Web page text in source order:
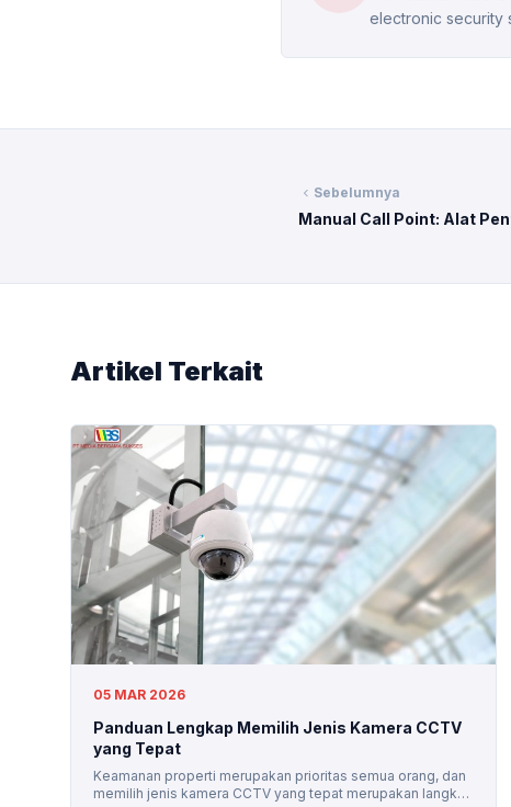
electronic security
chevron_left Sebelumnya
Manual Call Point: Alat
Artikel Terkait
05 MAR 2026
Panduan Lengkap Memilih Jenis Kamera CCTV
yang Tepat
Keamanan properti merupakan prioritas semua orang, dan
memilih jenis kamera CCTV yang tepat merupakan langkah